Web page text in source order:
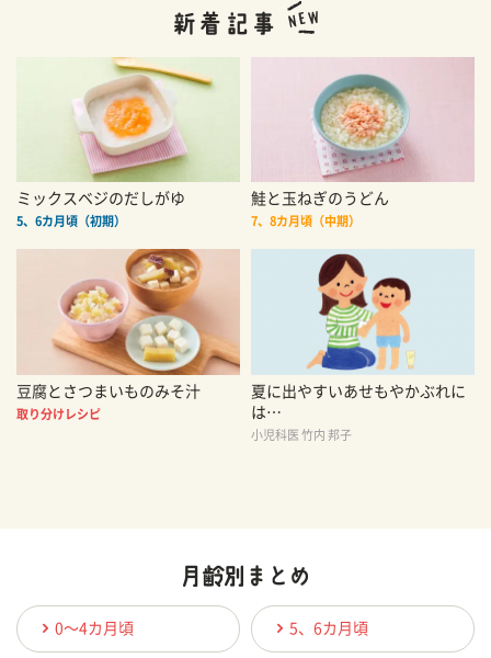
ミックスベジのだしがゆ
5、6カ月頃（初期）
鮭と玉ねぎのうどん
7、8カ月頃（中期）
豆腐とさつまいものみそ汁
取り分けレシピ
夏に出やすいあせもやかぶれに
は…
小児科医 竹内 邦子
0〜4カ月頃 5、6カ月頃